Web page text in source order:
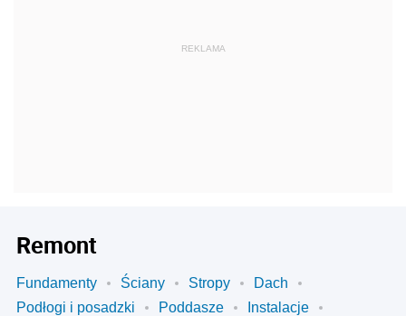
Remont
Fundamenty Ściany Stropy
Dach
Podłogi i posadzki
Poddasze
Instalacje